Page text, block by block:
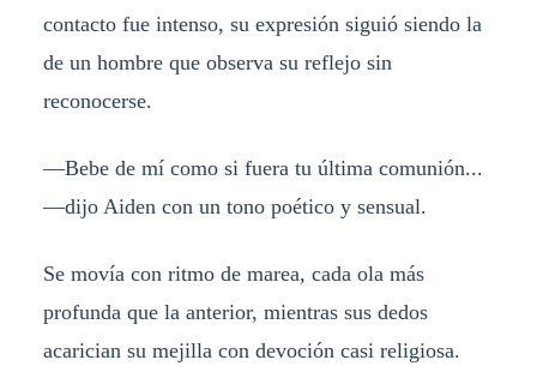
contacto fue intenso, su expresión siguió siendo la
de un hombre que observa su reflejo sin
reconocerse.
—Bebe de mí como si fuera tu última comunión...
—dijo Aiden con un tono poético y sensual.
Se movía con ritmo de marea, cada ola más
profunda que la anterior, mientras sus dedos
acarician su mejilla con devoción casi religiosa.